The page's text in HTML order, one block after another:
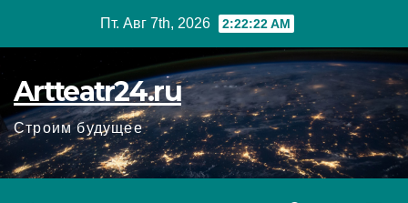
Пт. Авг 7th, 2026 2:22:23 AM
Artteatr24.ru
Строим будущее